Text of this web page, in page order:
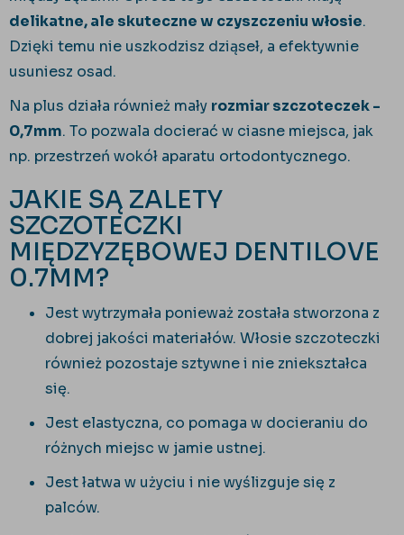
delikatne, ale skuteczne w czyszczeniu włosie.
Dzięki temu nie uszkodzisz dziąseł, a efektywnie
usuniesz osad.
Na plus działa również mały rozmiar szczoteczek -
0,7mm. To pozwala docierać w ciasne miejsca, jak
np. przestrzeń wokół aparatu ortodontycznego.
JAKIE SĄ ZALETY
SZCZOTECZKI
MIĘDZYZĘBOWEJ DENTILOVE
0.7MM?
Jest wytrzymała ponieważ została stworzona z
dobrej jakości materiałów. Włosie szczoteczki
również pozostaje sztywne i nie zniekształca
się.
Jest elastyczna, co pomaga w docieraniu do
różnych miejsc w jamie ustnej.
Jest łatwa w użyciu i nie wyślizguje się z
palców.